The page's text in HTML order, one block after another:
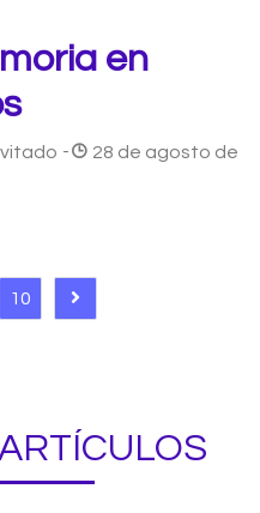
en
-
28 de agosto de
10